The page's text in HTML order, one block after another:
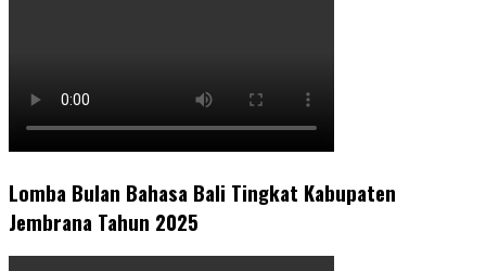
Lomba Bulan Bahasa Bali Tingkat Kabupaten
Jembrana Tahun 2025